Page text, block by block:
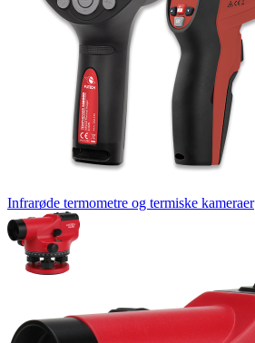
Infrarøde termometre og termiske kameraer